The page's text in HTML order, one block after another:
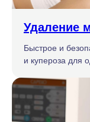
Удаление
Быстрое и
и купероза для